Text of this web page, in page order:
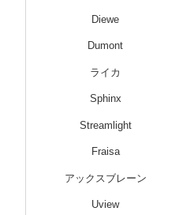
Diewe
Dumont
ライカ
Sphinx
Streamlight
Fraisa
アックスブレーン
Uview